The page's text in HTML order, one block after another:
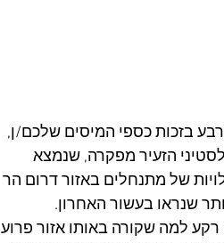
בזכות כספי המיסים שלכם/ן,
הזעיר מפקרה, שנמצא
של מתנחלים באזור דרום הר
שנראו בעשור האחרון.
רקע למה שקורה באותו אזור פרוע